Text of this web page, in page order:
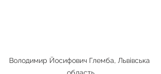
Володимир Йосифович Глемба, Львівська